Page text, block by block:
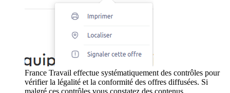
France Travail effectue systématiquement des contrôles pour
vérifier la légalité et la conformité des offres diffusées. Si
malgré ces contrôles vous constatez des contenus